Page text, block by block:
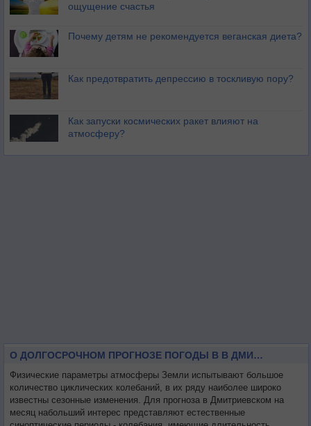
ощущение счастья
Почему детям не рекомендуется веганская диета?
Как предотвратить депрессию в тоскливую пору?
Как запуски космических ракет влияют на
атмосферу?
О ДОЛГОСРОЧНОМ ПРОГНОЗЕ ПОГОДЫ В В ДМИТРИЕВСКОМ НА МЕСЯЦ
Физические параметры атмосферы Земли испытывают большое
количество циклических колебаний, в их ряду наиболее широко
известны сезонные изменения. Для прогноза в Дмитриевском на
месяц набольший интерес представляют естественные